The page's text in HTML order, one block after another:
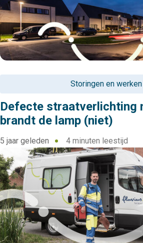
Storingen en werken
Defecte straatverlichting
brandt de lamp (niet)
5 jaar geleden 4 minuten leestijd